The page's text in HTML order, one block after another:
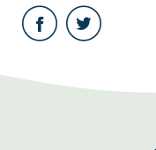
こ
の
記
Facebook
Twitter